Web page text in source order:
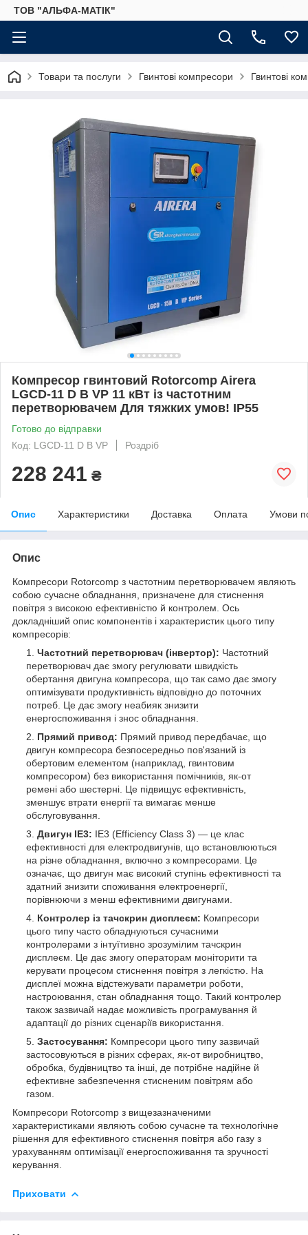
ТОВ "АЛЬФА-МАТІК"
Товари та послуги Гвинтові компресори Гвинтові
Компресор гвинтовий Rotorcomp Airera
LGCD-11 D B VP 11 кВт із частотним
перетворювачем Для тяжких умов! IP55
Готово до відправки
Код: LGCD-11 D B VP
Роздріб
228 241 ₴
Опис Характеристики Доставка Оплата Умови
Опис
Компресори Rotorcomp з частотним перетворювачем являють
собою сучасне обладнання, призначене для стиснення
повітря з високою ефективністю й контролем. Ось
докладніший опис компонентів і характеристик цього типу
компресорів:
Частотний перетворювач (інвертор): Частотний
перетворювач дає змогу регулювати швидкість
обертання двигуна компресора, що так само дає змогу
оптимізувати продуктивність відповідно до поточних
потреб. Це дає змогу неабияк знизити
енергоспоживання і знос обладнання.
Прямий привод: Прямий привод передбачає, що
двигун компресора безпосередньо пов'язаний із
обертовим елементом (наприклад, гвинтовим
компресором) без використання помічників, як-от
ремені або шестерні. Це підвищує ефективність,
зменшує втрати енергії та вимагає менше
обслуговування.
Двигун IE3: IE3 (Efficiency Class 3) — це клас
ефективності для електродвигунів, що встановлюються
на різне обладнання, включно з компресорами. Це
означає, що двигун має високий ступінь ефективності та
здатний знизити споживання електроенергії,
порівнюючи з менш ефективними двигунами.
Контролер із тачскрин дисплеєм: Компресори
цього типу часто обладнуються сучасними
контролерами з інтуїтивно зрозумілим тачскрин
дисплеєм. Це дає змогу операторам моніторити та
керувати процесом стиснення повітря з легкістю. На
дисплеї можна відстежувати параметри роботи,
настроювання, стан обладнання тощо. Такий контролер
також зазвичай надає можливість програмування й
адаптації до різних сценаріїв використання.
Застосування: Компресори цього типу зазвичай
застосовуються в різних сферах, як-от виробництво,
обробка, будівництво та інші, де потрібне надійне й
ефективне забезпечення стисненим повітрям або
газом.
Компресори Rotorcomp з вищезазначеними
характеристиками являють собою сучасне та технологічне
рішення для ефективного стиснення повітря або газу з
урахуванням оптимізації енергоспоживання та зручності
керування.
Приховати